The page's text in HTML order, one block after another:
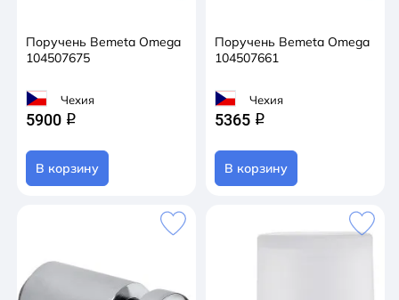
Поручень Bemeta Omega
104507675
Чехия
5900 q
В корзину
Поручень Bemeta Omega
104507661
Чехия
5365 q
В корзину